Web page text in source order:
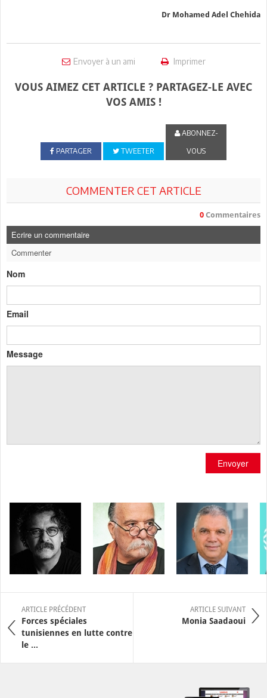
Dr Mohamed Adel Chehida
Envoyer à un ami Imprimer
VOUS AIMEZ CET ARTICLE ? PARTAGEZ-LE AVEC
VOS AMIS !
PARTAGER TWEETER
ABONNEZ-
VOUS
COMMENTER CET ARTICLE
0 Commentaires
Ecrire un commentaire
Commenter
Nom
Email
Message
Envoyer
ARTICLE PRÉCÉDENT
Forces spéciales
tunisiennes en lutte contre
le ...
ARTICLE SUIVANT
Monia Saadaoui